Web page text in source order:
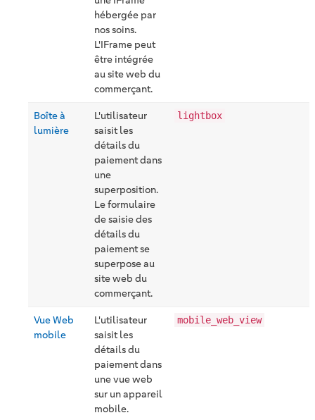
hébergée par
nos soins.
L'IFrame peut
être intégrée
au site web du
commerçant.
Boîte à
lumière
L'utilisateur
saisit les
détails du
paiement dans
une
superposition.
Le formulaire
de saisie des
détails du
paiement se
superpose au
site web du
commerçant.
lightbox
Vue Web
mobile
L'utilisateur
saisit les
détails du
paiement dans
une vue web
sur un appareil
mobile.
mobile_web_view